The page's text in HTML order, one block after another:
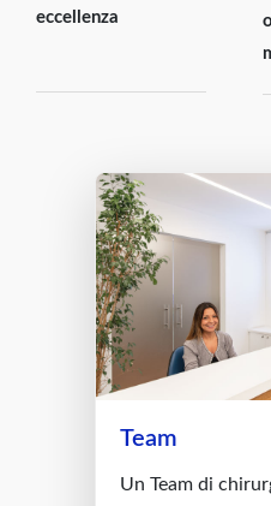
eccellenza
Team
Un Team di